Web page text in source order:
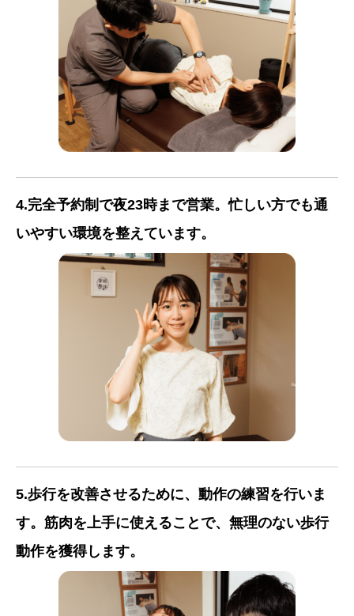
4.完全予約制で夜23時まで営業。忙しい方でも通
いやすい環境を整えています。
5.歩行を改善させるために、動作の練習を行いま
す。筋肉を上手に使えることで、無理のない歩行
動作を獲得します。